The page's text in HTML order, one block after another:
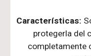
Características:
protegerla del
completamente